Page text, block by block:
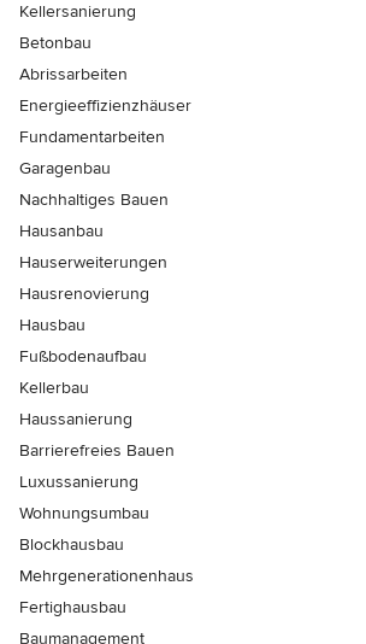
Kellersanierung
Betonbau
Abrissarbeiten
Energieeffizienzhäuser
Fundamentarbeiten
Garagenbau
Nachhaltiges Bauen
Hausanbau
Hauserweiterungen
Hausrenovierung
Hausbau
Fußbodenaufbau
Kellerbau
Haussanierung
Barrierefreies Bauen
Luxussanierung
Wohnungsumbau
Blockhausbau
Mehrgenerationenhaus
Fertighausbau
Baumanagement